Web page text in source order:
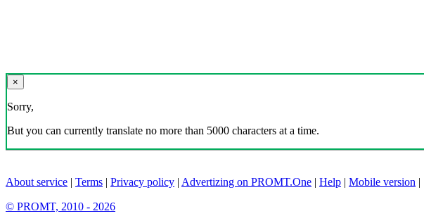
×
Sorry,
But you can currently translate no more than 5000 characters at a time.
About service | Terms | Privacy policy | Advertizing on PROMT.One | Help | Mobile version |
© PROMT, 2010 - 2026